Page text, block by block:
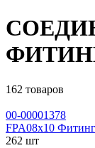
162 товаров
00-00001378
FPA08x10
262 шт